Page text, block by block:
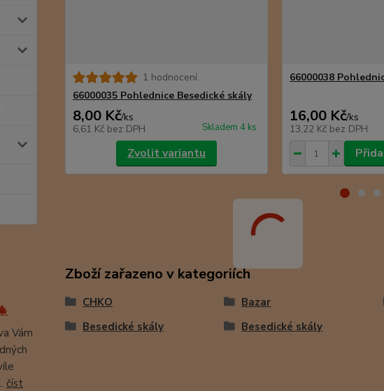
Vám
číst
1 hodnocení
66000035 Pohlednice Besedické skály
8,00 Kč/ks
6,61 Kč bez DPH Skladem 4 ks
Zvolit variantu
66000038
16,00 Kč/ks
13,22 Kč bez DPH
Zboží zařazeno v kategoriích
CHKO Bazar
Besedické skály
Besedické skály